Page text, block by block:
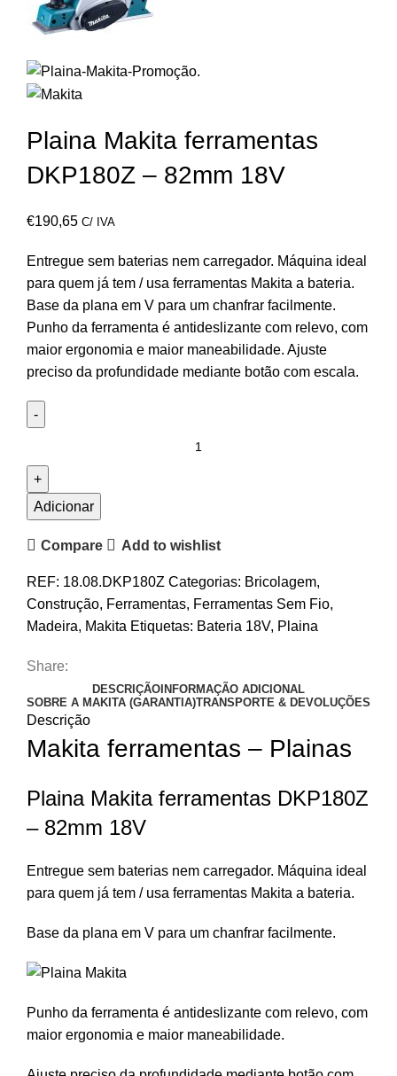
Plaina Makita ferramentas
DKP180Z – 82mm 18V
€190,65 C/ IVA
Entregue sem baterias nem carregador. Máquina ideal
para quem já tem / usa ferramentas Makita a bateria.
Base da plana em V para um chanfrar facilmente.
Punho da ferramenta é antideslizante com relevo, com
maior ergonomia e maior maneabilidade. Ajuste
preciso da profundidade mediante botão com escala.
Adicionar
Compare Add to wishlist
REF: 18.08.DKP180Z Categorias: Bricolagem,
Construção, Ferramentas, Ferramentas Sem Fio,
Madeira, Makita Etiquetas: Bateria 18V, Plaina
Share:
DESCRIÇÃO INFORMAÇÃO ADICIONAL
SOBRE A MAKITA (GARANTIA)TRANSPORTE & DEVOLUÇÕES
Descrição
Makita ferramentas – Plainas
Plaina Makita ferramentas DKP180Z
– 82mm 18V
Entregue sem baterias nem carregador. Máquina ideal
para quem já tem / usa ferramentas Makita a bateria.
Base da plana em V para um chanfrar facilmente.
Punho da ferramenta é antideslizante com relevo, com
maior ergonomia e maior maneabilidade.